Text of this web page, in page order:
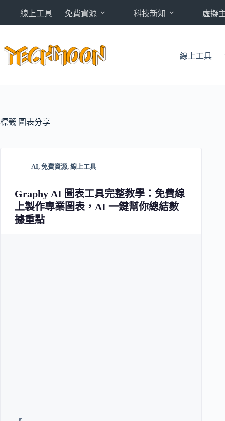
內
線上工具 免費資源 科技新知 虛擬
線上工具
標籤 圖表分享
AI, 免費資源, 線上工具
Graphy AI 圖表工具完整教學：免費線
上製作專業圖表，AI 一鍵幫你總結數
據重點